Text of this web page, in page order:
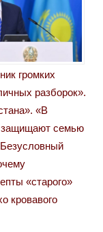
громких
разборок».
«В
защищают семью
«старого»
кровавого